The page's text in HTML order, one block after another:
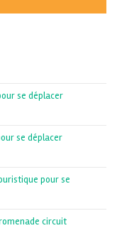
se déplacer
se déplacer
pour se
circuit